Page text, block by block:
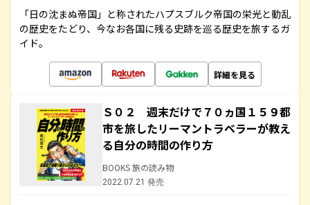
「日の沈まぬ帝国」と称されたハプスブルク帝国の栄光と動乱
の歴史をたどり、今なお各国に残る史跡を巡る歴史を旅するガ
イド。
詳細を見る
Ｓ０２ 週末だけで７０ヵ国１５９都
市を旅したリーマントラベラーが教え
る自分の時間の作り方
BOOKS 旅の読み物
2022.07.21 発売